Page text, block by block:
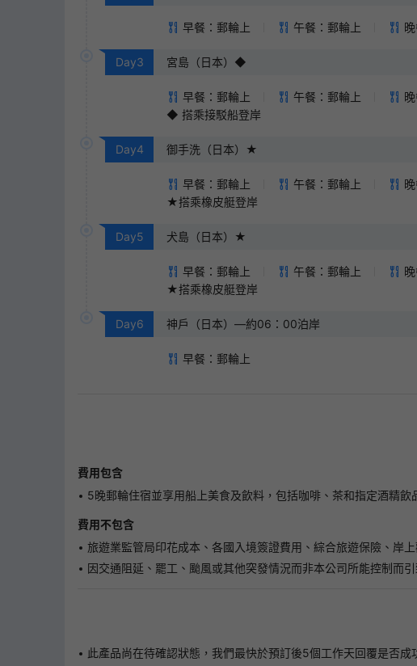
早餐：郵輪上 午餐：郵輪上
Day3 宮島（日本）◆
早餐：郵輪上 午餐：郵輪上
◆ 搭乘接駁船登岸
Day4 御手洗（日本）★
早餐：郵輪上 午餐：郵輪上
★搭乘橡皮艇登岸
Day5 犬島（日本）★
早餐：郵輪上 午餐：郵輪上
★搭乘橡皮艇登岸
Day6 神戶（日本）—約06：00泊岸
早餐：郵輪上
費用包含
5晚郵輪住宿並享用船上美食及飲料，包括咖啡、茶和指定酒精
費用不包含
旅遊業監管局印花成本、各國入境簽證費用、綜合旅遊保險、岸
因交通阻延、罷工、颱風或其他突發情況而非本公司所能控制而引
此產品尚在待確認狀態，我們最快於預訂後5個工作天回覆是否成